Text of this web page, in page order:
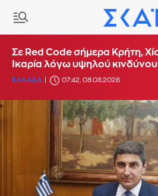
Σε Red Code σήμερα Κρήτη,
Ικαρία λόγω υψηλού
ΕΛΛΑΔΑ 07:42, 08.08.2026